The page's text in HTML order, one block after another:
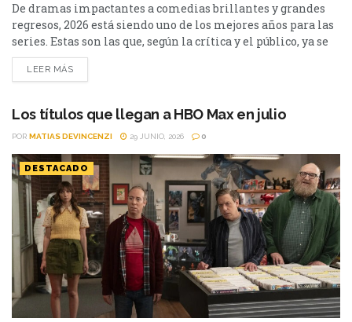
De dramas impactantes a comedias brillantes y grandes
regresos, 2026 está siendo uno de los mejores años para las
series. Estas son las que, según la crítica y el público, ya se
perfilan entre lo mejor de la temporada. Ingresamos en
julio, y desde Cinéfilos, escogimos las 10 mejores series del
LEER MÁS
Los títulos que llegan a HBO Max en julio
POR MATIAS DEVINCENZI 29 JUNIO, 2026 0
DESTACADO